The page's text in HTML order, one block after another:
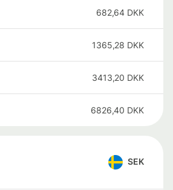
682,64 DKK
1365,28 DKK
3413,20 DKK
6826,40 DKK
SEK